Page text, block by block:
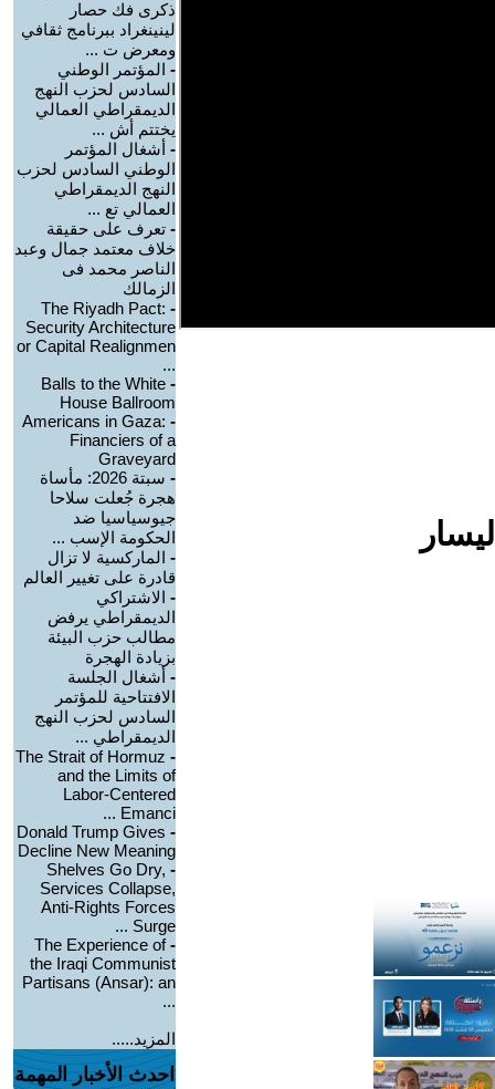
ذكرى فك حصار
لينينغراد ببرنامج ثقافي
ومعرض ت ...
- المؤتمر الوطني
السادس لحزب النهج
الديمقراطي العمالي
يختتم أش ...
- أشغال المؤتمر
الوطني السادس لحزب
النهج الديمقراطي
العمالي تع ...
- تعرف على حقيقة
خلاف معتمد جمال وعبد
الناصر محمد فى
الزمالك
-
The Riyadh Pact:
Security Architecture
or Capital Realignmen
...
-
Balls to the White
House Ballroom
-
Americans in Gaza:
Financiers of a
Graveyard
-
سبتة 2026: مأساة
هجرة جُعلت سلاحا
جيوسياسيا ضد
الحكومة الإسب ...
- الماركسية لا تزال
قادرة على تغيير العالم
- الاشتراكي
الديمقراطي يرفض
مطالب حزب البيئة
بزيادة الهجرة
- أشغال الجلسة
الافتتاحية للمؤتمر
السادس لحزب النهج
الديمقراطي ...
-
The Strait of Hormuz
and the Limits of
Labor-Centered
Emanci ...
-
Donald Trump Gives
Decline New Meaning
-
Shelves Go Dry,
Services Collapse,
Anti-Rights Forces
Surge ...
-
The Experience of
the Iraqi Communist
Partisans (Ansar): an
...
المزيد.....
احدث الأخبار المهمة